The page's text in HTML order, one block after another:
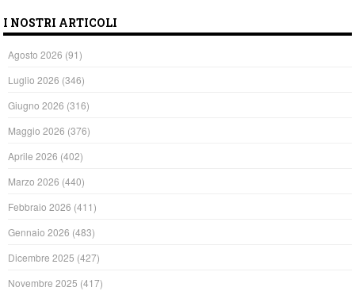
I NOSTRI ARTICOLI
Agosto 2026 (91)
Luglio 2026 (346)
Giugno 2026 (316)
Maggio 2026 (376)
Aprile 2026 (402)
Marzo 2026 (440)
Febbraio 2026 (411)
Gennaio 2026 (483)
Dicembre 2025 (427)
Novembre 2025 (417)